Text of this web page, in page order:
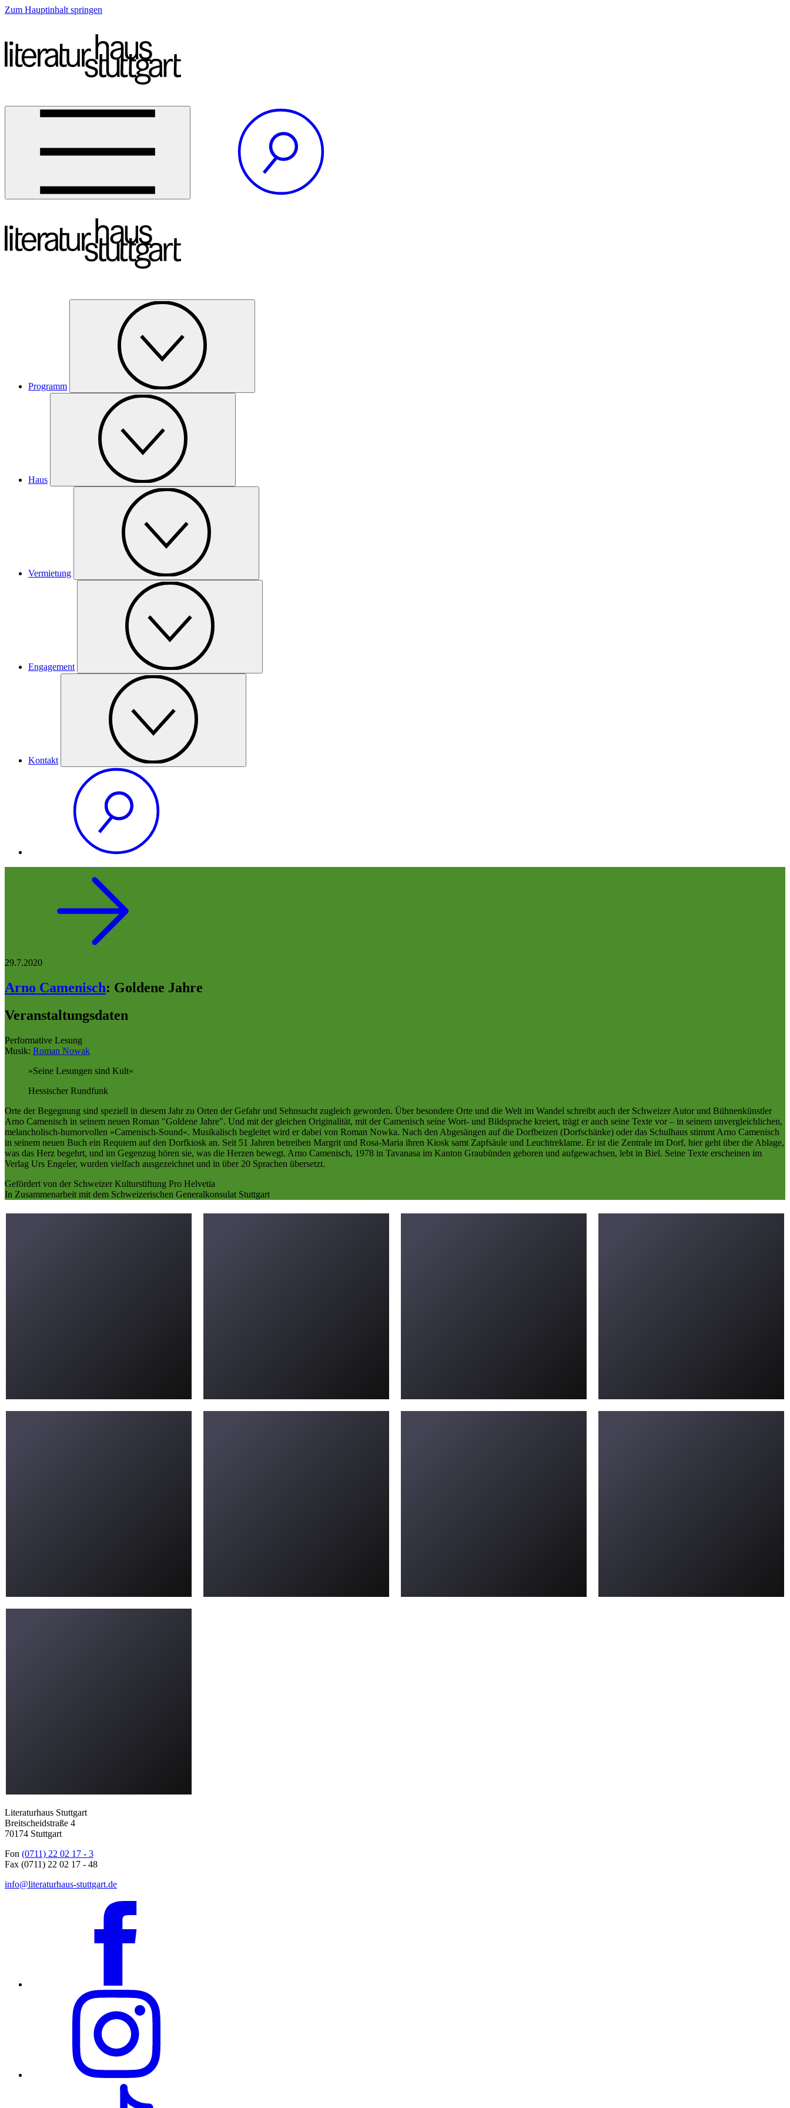
Zum Hauptinhalt springen
Programm
Haus
Vermietung
Engagement
Kontakt
29.7.2020
Arno Camenisch: Goldene Jahre
Veranstaltungsdaten
Performative Lesung
Musik: Roman Nowak
Seine Lesungen sind Kult
Hessischer Rundfunk
Orte der Begegnung sind speziell in diesem Jahr zu Orten der Gefahr und Sehnsucht zugleich geworden. Über besondere Orte und die Welt im Wandel schreibt auch der Schweizer Autor und Bühnenkünstler
Arno Camenisch in seinem neuen Roman "Goldene Jahre". Und mit der gleichen Originalität, mit der Camenisch seine Wort- und Bildsprache kreiert, trägt er auch seine Texte vor – in seinem unvergleichlichen,
melancholisch-humorvollen »Camenisch-Sound«. Musikalisch begleitet wird er dabei von Roman Nowka. Nach den Abgesängen auf die Dorfbeizen (Dorfschänke) oder das Schulhaus stimmt Arno Camenisch
in seinem neuen Buch ein Requiem auf den Dorfkiosk an. Seit 51 Jahren betreiben Margrit und Rosa-Maria ihren Kiosk samt Zapfsäule und Leuchtreklame. Er ist die Zentrale im Dorf, hier geht über die Ablage,
was das Herz begehrt, und im Gegenzug hören sie, was die Herzen bewegt. Arno Camenisch, 1978 in Tavanasa im Kanton Graubünden geboren und aufgewachsen, lebt in Biel. Seine Texte erscheinen im
Verlag Urs Engeler, wurden vielfach ausgezeichnet und in über 20 Sprachen übersetzt.
Gefördert von der Schweizer Kulturstiftung Pro Helvetia
In Zusammenarbeit mit dem Schweizerischen Generalkonsulat Stuttgart
Literaturhaus Stuttgart
Breitscheidstraße 4
70174 Stuttgart
Fon (0711) 22 02 17 - 3
Fax (0711) 22 02 17 - 48
info@literaturhaus-stuttgart.de